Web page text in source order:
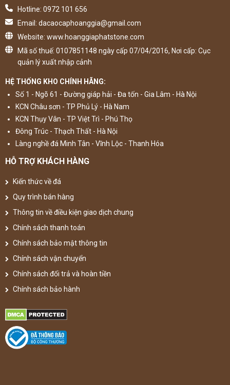
Hotline: 0972 101 656
Email: dacaocaphoanggia@gmail.com
Website: www.hoanggiaphatstone.com
Mã số thuế: 0107851148 ngày cấp 07/04/2016, Nơi cấp: Cục
quản lý xuất nhập cảnh
HỆ THỐNG KHO CHÍNH HÃNG:
Số 1 - Ngõ 61 - Đường giáp hải - Đa tốn - Gia Lâm - Hà Nội
KCN Châu sơn - TP Phủ Lý - Hà Nam
KCN Thụy Vân - TP Việt Trì - Phú Thọ
Đông Trúc - Thạch Thất - Hà Nội
Làng nghề đá Minh Tân - Vĩnh Lộc - Thanh Hóa
HỖ TRỢ KHÁCH HÀNG
Kiến thức về đá
Quy trình bán hàng
Thông tin về điều kiện giao dịch chung
Chính sách thanh toán
Chính sách bảo mật thông tin
Chính sách vận chuyển
Chính sách đổi trả và hoàn tiền
Chính sách bảo hành